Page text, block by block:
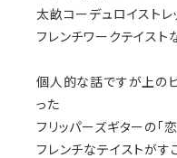
太畝コーデュロイスト
フレンチワークテイスト
個人的な話ですが上の
った
フリッパーズギターの「
フレンチなテイストがす